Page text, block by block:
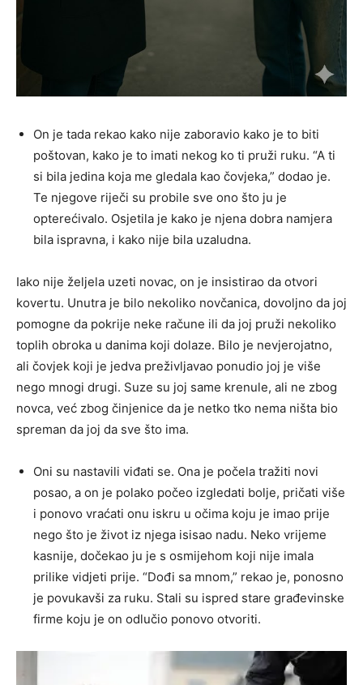
On je tada rekao kako nije zaboravio kako je to biti
poštovan, kako je to imati nekog ko ti pruži ruku. “A ti
si bila jedina koja me gledala kao čovjeka,” dodao je.
Te njegove riječi su probile sve ono što ju je
opterećivalo. Osjetila je kako je njena dobra namjera
bila ispravna, i kako nije bila uzaludna.
Iako nije željela uzeti novac, on je insistirao da otvori
kovertu. Unutra je bilo nekoliko novčanica, dovoljno da joj
pomogne da pokrije neke račune ili da joj pruži nekoliko
toplih obroka u danima koji dolaze. Bilo je nevjerojatno,
ali čovjek koji je jedva preživljavao ponudio joj je više
nego mnogi drugi. Suze su joj same krenule, ali ne zbog
novca, već zbog činjenice da je netko tko nema ništa bio
spreman da joj da sve što ima.
Oni su nastavili viđati se. Ona je počela tražiti novi
posao, a on je polako počeo izgledati bolje, pričati više
i ponovo vraćati onu iskru u očima koju je imao prije
nego što je život iz njega isisao nadu. Neko vrijeme
kasnije, dočekao ju je s osmijehom koji nije imala
prilike vidjeti prije. “Dođi sa mnom,” rekao je, ponosno
je povukavši za ruku. Stali su ispred stare građevinske
firme koju je on odlučio ponovo otvoriti.